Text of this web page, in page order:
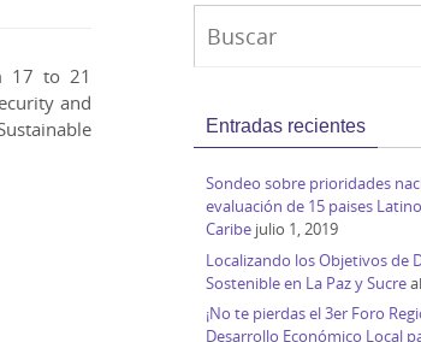
17 to 21
and
Entradas recientes
Sondeo sobre prioridades
evaluación de 15 paises
Caribe julio 1, 2019
Localizando los Objetivos de
Sostenible en La Paz y Sucre
¡No te pierdas el 3er Foro
Desarrollo Económico Local